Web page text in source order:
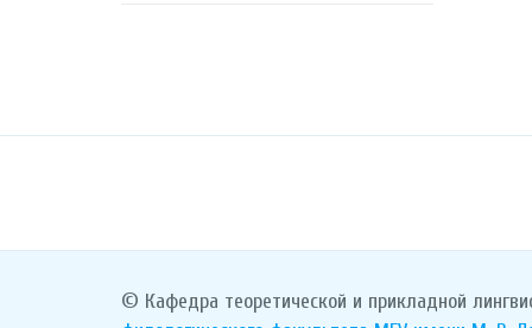
© Кафедра теоретической и прикладной